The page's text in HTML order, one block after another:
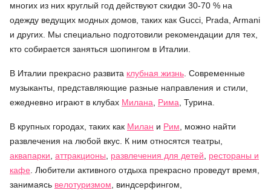
многих из них круглый год действуют скидки 30-70 % на
одежду ведущих модных домов, таких как Gucci, Prada, Armani
и других. Мы специально подготовили рекомендации для тех,
кто собирается заняться шопингом в Италии.
В Италии прекрасно развита клубная жизнь . Современные
музыканты, представляющие разные направления и стили,
ежедневно играют в клубах Милана Рима , Турина.
В крупных городах, таких как Милан и Рим , можно найти
развлечения на любой вкус. К ним относятся театры,
аквапарки аттракционы развлечения для детей
рестораны и
кафе . Любители активного отдыха прекрасно проведут время,
занимаясь велотуризмом , виндсерфингом,